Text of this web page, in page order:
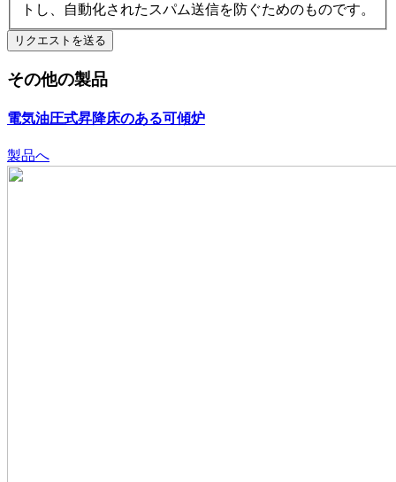
トし、自動化されたスパム送信を防ぐためのものです。
その他の製品
電気油圧式昇降床のある可傾炉
製品へ